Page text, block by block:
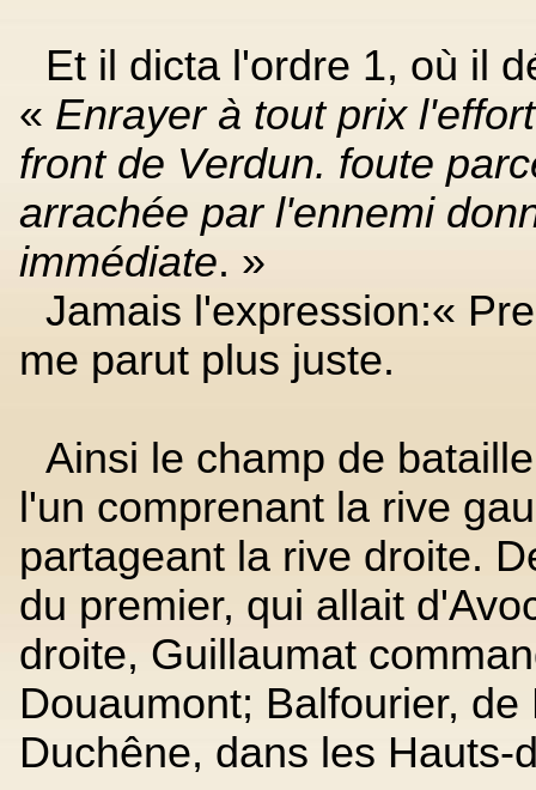
Et il dicta l'ordre 1, où il
« Enrayer à tout prix
front de Verdun. foute
arrachée par l'ennemi
immédiate. »
Jamais l'expression:«
me parut plus juste.
Ainsi le champ de
l'un comprenant la rive
partageant la rive droite.
du premier, qui allait
droite, Guillaumat
Douaumont; Balfourier,
Duchêne, dans les Hauts-